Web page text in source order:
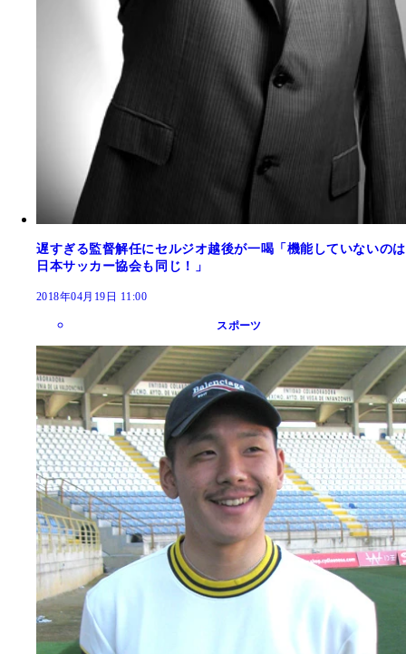
遅すぎる監督解任にセルジオ越後が一喝「機能していないのは
日本サッカー協会も同じ！」
2018年04月19日 11:00
スポーツ